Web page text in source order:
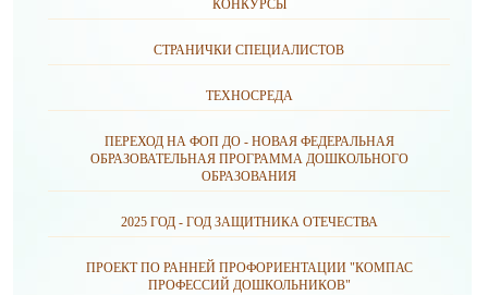
КОНКУРСЫ
СТРАНИЧКИ СПЕЦИАЛИСТОВ
ТЕХНОСРЕДА
ПЕРЕХОД НА ФОП ДО - НОВАЯ ФЕДЕРАЛЬНАЯ
ОБРАЗОВАТЕЛЬНАЯ ПРОГРАММА ДОШКОЛЬНОГО
ОБРАЗОВАНИЯ
2025 ГОД - ГОД ЗАЩИТНИКА ОТЕЧЕСТВА
ПРОЕКТ ПО РАННЕЙ ПРОФОРИЕНТАЦИИ "КОМПАС
ПРОФЕССИЙ ДОШКОЛЬНИКОВ"